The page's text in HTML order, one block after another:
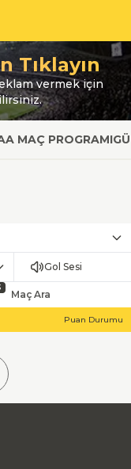
Tıklayın
vermek için
MAÇ PROGRAMI
Gol Sesi
Maç Ara
Puan Durumu